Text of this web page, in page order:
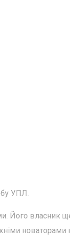
УПЛ.
Його власник
новаторами